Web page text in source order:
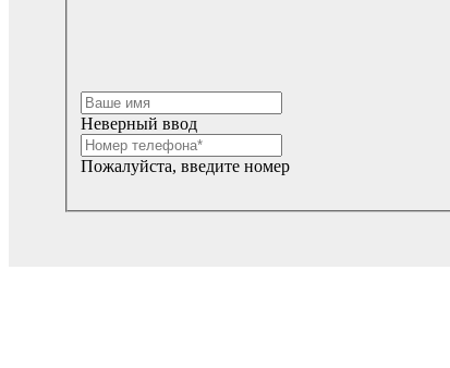
Неверный ввод
Пожалуйста, введите номер